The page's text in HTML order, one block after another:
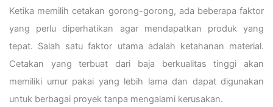
Ketika memilih cetakan gorong-gorong, ada beberapa faktor
yang perlu diperhatikan agar mendapatkan produk yang
tepat. Salah satu faktor utama adalah ketahanan material.
Cetakan yang terbuat dari baja berkualitas tinggi akan
memiliki umur pakai yang lebih lama dan dapat digunakan
untuk berbagai proyek tanpa mengalami kerusakan.